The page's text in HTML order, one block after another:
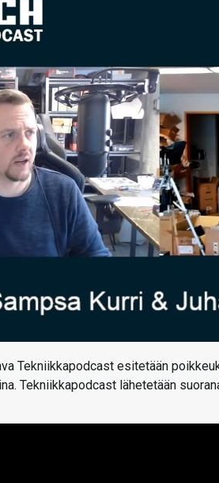
Tekniikkapodcast esitetään
Tekniikkapodcast lähetetään